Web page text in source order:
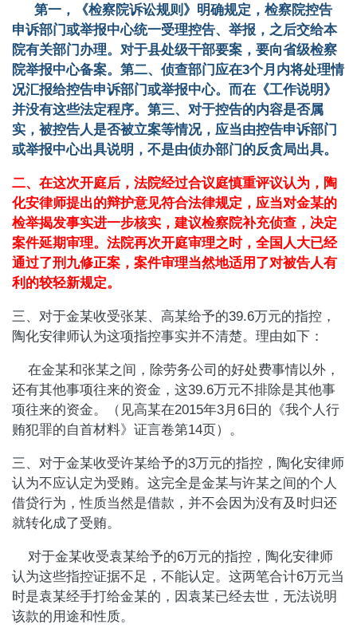
第一，《检察院诉讼规则》明确规定，检察院控告
申诉部门或举报中心统一受理控告、举报，之后交给本
院有关部门办理。对于县处级干部要案，要向省级检察
院举报中心备案。第二、侦查部门应在3个月内将处理情
况汇报给控告申诉部门或举报中心。而在《工作说明》
并没有这些法定程序。第三、对于控告的内容是否属
实，被控告人是否被立案等情况，应当由控告申诉部门
或举报中心出具说明，不是由侦办部门的反贪局出具。
二、在这次开庭后，法院经过合议庭慎重评议认为，陶
化安律师提出的辩护意见符合法律规定，应当对金某的
检举揭发事实进一步核实，建议检察院补充侦查，决定
案件延期审理。法院再次开庭审理之时，全国人大已经
通过了刑九修正案，案件审理当然地适用了对被告人有
利的较轻新规定。
三、对于金某收受张某、高某给予的39.6万元的指控，
陶化安律师认为这项指控事实并不清楚。理由如下：
在金某和张某之间，除劳务公司的好处费事情以外，
还有其他事项往来的资金，这39.6万元不排除是其他事
项往来的资金。（见高某在2015年3月 6 日的《我个人行
贿犯罪的自首材料》证言卷第14页）。
三、对于金某收受许某给予的3万元的指控，陶化安律师
认为不应认定为受贿。这完全是金某与许某之间的个人
借贷行为，性质当然是借款，并不会因为没有及时归还
就转化成了受贿。
对于金某收受袁某给予的6万元的指控，陶化安律师
认为这些指控证据不足，不能认定。这两笔合计6万元当
时是袁某经手打给金某的，因袁某已经去世，无法说明
该款的用途和性质。